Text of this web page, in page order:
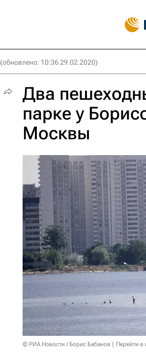
(обновлено: 10:36 29.02.2020)
Два
парке у
Москвы
© РИА Новости / Борис Бабанов Перейти в